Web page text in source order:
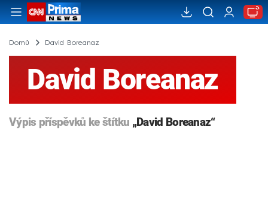
Domů David Boreanaz
David Boreanaz
Výpis příspěvků ke štítku „David Boreanaz“